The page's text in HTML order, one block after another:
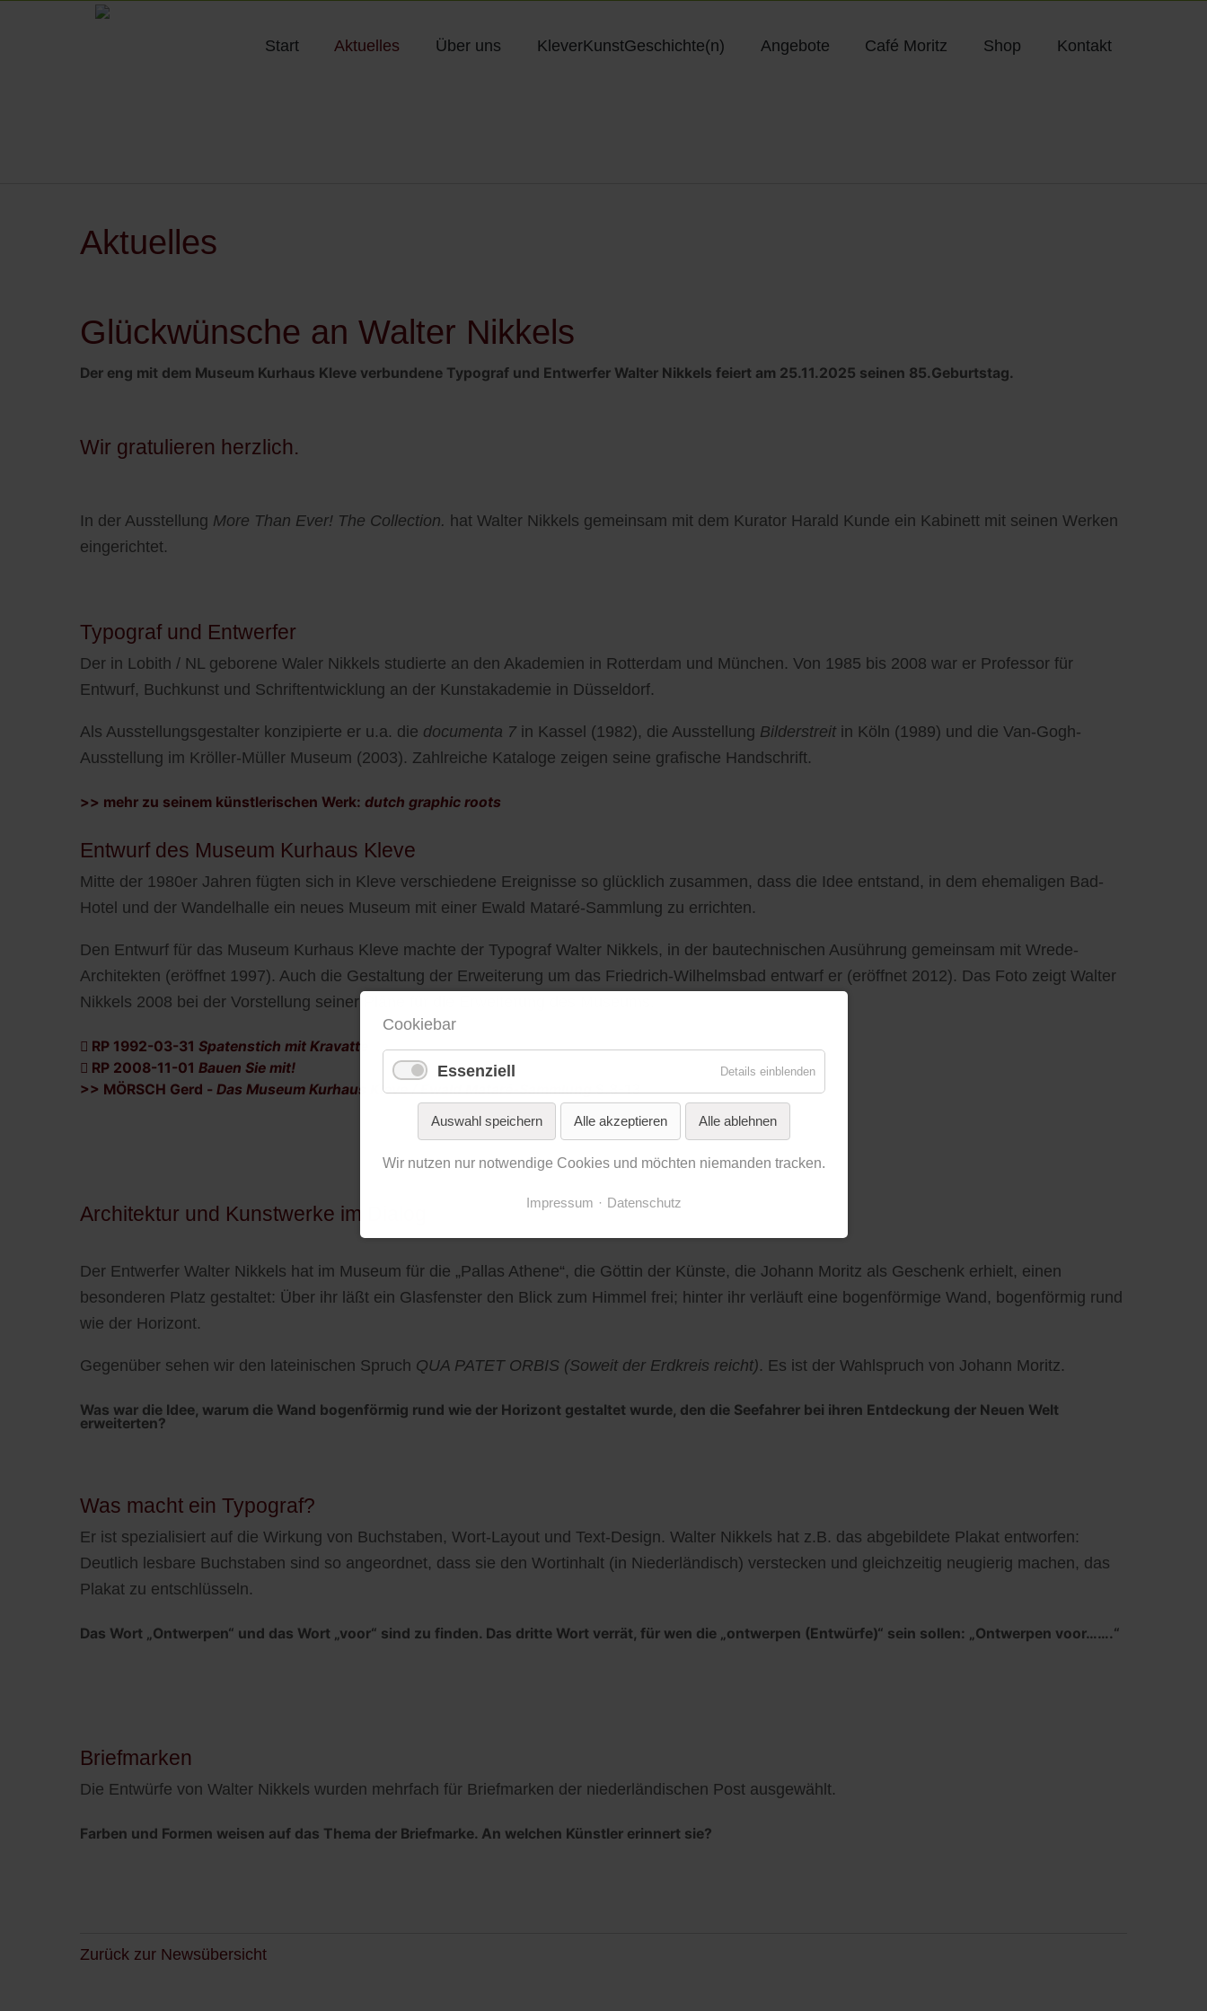
Start Aktuelles Über uns KleverKunstGeschichte(n) Angebote Café Moritz Shop Kontakt
Aktuelles
Glückwünsche an Walter Nikkels
Der eng mit dem Museum Kurhaus Kleve verbundene Typograf und Entwerfer Walter Nikkels feiert am 25.11.2025 seinen 85.Geburtstag.
Wir gratulieren herzlich.
In der Ausstellung More Than Ever! The Collection. hat Walter Nikkels gemeinsam mit dem Kurator Harald Kunde ein Kabinett mit seinen Werken
eingerichtet.
Typograf und Entwerfer
Der in Lobith / NL geborene Waler Nikkels studierte an den Akademien in Rotterdam und München. Von 1985 bis 2008 war er Professor für
Entwurf, Buchkunst und Schriftentwicklung an der Kunstakademie in Düsseldorf.
Als Ausstellungsgestalter konzipierte er u.a. die documenta 7 in Kassel (1982), die Ausstellung Bilderstreit in Köln (1989) und die Van-Gogh-
Ausstellung im Kröller-Müller Museum (2003). Zahlreiche Kataloge zeigen seine grafische Handschrift.
>> mehr zu seinem künstlerischen Werk:dutch graphic roots
Entwurf des Museum Kurhaus Kleve
Mitte der 1980er Jahren fügten sich in Kleve verschiedene Ereignisse so glücklich zusammen, dass die Idee entstand, in dem ehemaligen Bad-
Hotel und der Wandelhalle ein neues Museum mit einer Ewald Mataré-Sammlung zu errichten.
Den Entwurf für das Museum Kurhaus Kleve machte der Typograf Walter Nikkels, in der bautechnischen Ausührung gemeinsam mit Wrede-
Architekten (eröffnet 1997). Auch die Gestaltung der Erweiterung um das Friedrich-Wilhelmsbad entwarf er (eröffnet 2012). Das Foto zeigt Walter
Nikkels 2008 bei der Vorstellung seiner Pläne für die Erweiterung des Museums.
RP 1992-03-31Spatenstich mit Kravatte
RP 2008-11-01 Bauen Sie mit!
>> MÖRSCH Gerd -Das Museum Kurhaus Kleve / Ewald Mataré-Sammlung S.8-13
Architektur und Kunstwerke im Dialog
Der Entwerfer Walter Nikkels hat im Museum für die „Pallas Athene“, die Göttin der Künste, die Johann Moritz als Geschenk erhielt, einen
besonderen Platz gestaltet: Über ihr läßt ein Glasfenster den Blick zum Himmel frei; hinter ihr verläuft eine bogenförmige Wand, bogenförmig rund
wie der Horizont.
Gegenüber sehen wir den lateinischen Spruch QUA PATET ORBIS (Soweit der Erdkreis reicht). Es ist der Wahlspruch von Johann Moritz.
Was war die Idee, warum die Wand bogenförmig rund wie der Horizont gestaltet wurde, den die Seefahrer bei ihren Entdeckung der Neuen Welt
erweiterten?
Was macht ein Typograf?
Er ist spezialisiert auf die Wirkung von Buchstaben, Wort-Layout und Text-Design. Walter Nikkels hat z.B. das abgebildete Plakat entworfen:
Deutlich lesbare Buchstaben sind so angeordnet, dass sie den Wortinhalt (in Niederländisch) verstecken und gleichzeitig neugierig machen, das
Plakat zu entschlüsseln.
Das Wort „Ontwerpen“ und das Wort „voor“ sind zu finden. Das dritte Wort verrät, für wen die „ontwerpen (Entwürfe)“ sein sollen: „Ontwerpen voor…….“
Briefmarken
Die Entwürfe von Walter Nikkels wurden mehrfach für Briefmarken der niederländischen Post ausgewählt.
Farben und Formen weisen auf das Thema der Briefmarke. An welchen Künstler erinnert sie?
Zurück zur Newsübersicht
Cookiebar
Essenziell Details einblenden
Auswahl speichern Alle akzeptieren Alle ablehnen
Wir nutzen nur notwendige Cookies und möchten niemanden tracken.
Impressum Datenschutz